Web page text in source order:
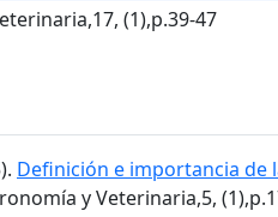
(1),p.39-47
Definición e importancia de
y Veterinaria,5,